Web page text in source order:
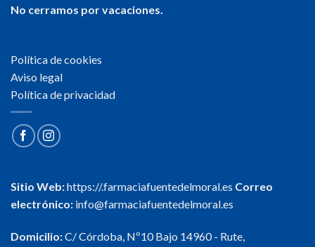
No cerramos por vacaciones.
Política de cookies
Aviso legal
Política de privacidad
Sitio Web:https://.farmaciafuentedelmoral.es Correo
electrónico: info@farmaciafuentedelmoral.es
Domicilio:C/ Córdoba, Nº10 Bajo 14960 - Rute,